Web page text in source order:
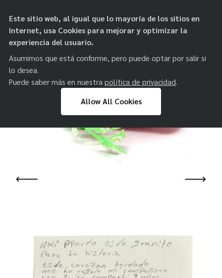
paz
Este sitio web, al igual que lo mayoría de los sitios en
Internet, usa Cookies para mejorar y optimizar la
experiencia del usuario.
Asumimos que está conforme, pero puede optar por salir si
lo desea.
Puede saber más en nuestra política de privacidad.
Allow All Cookies